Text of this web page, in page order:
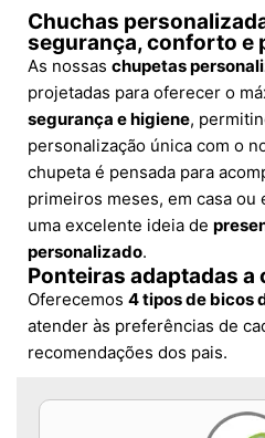
Chuchas
segurança, conforto e
As nossas chupetas
projetadas para oferecer o
segurança e higiene,
personalização única com o
chupeta é pensada para
primeiros meses, em casa ou
uma excelente ideia de
personalizado.
Ponteiras adaptadas a
Oferecemos 4 tipos de bicos
atender às preferências de
recomendações dos pais.